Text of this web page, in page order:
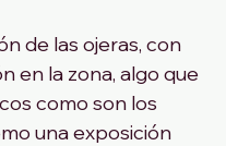
de las ojeras, con
en la zona, algo que
como son los
una exposición